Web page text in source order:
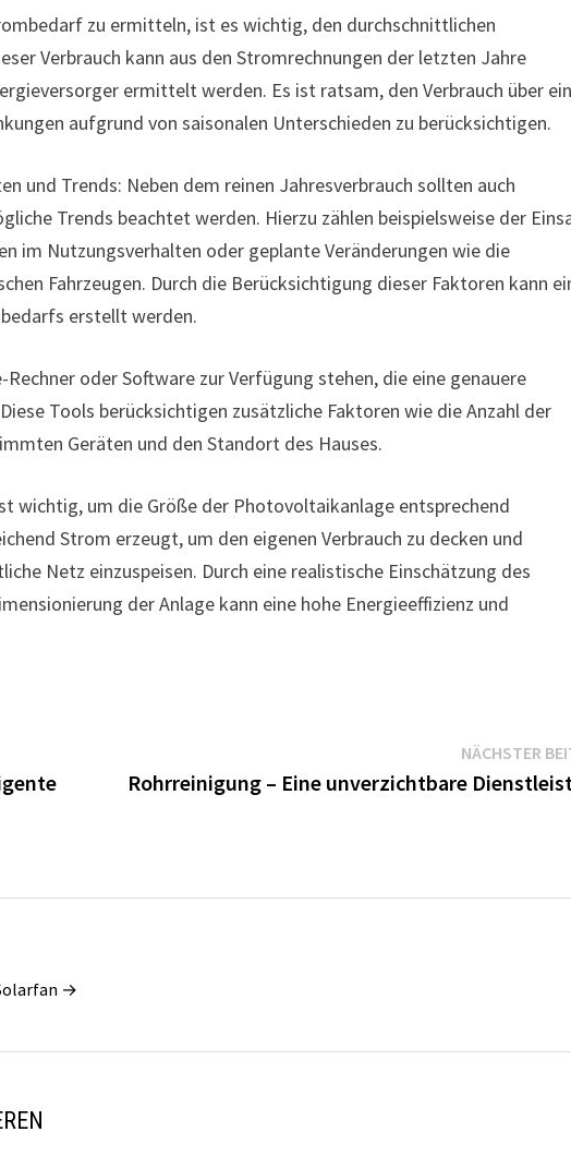
zu ermitteln, ist es wichtig, den durchschnittlichen
Verbrauch kann aus den Stromrechnungen der letzten Jahre
ermittelt werden. Es ist ratsam, den Verbrauch über
aufgrund von saisonalen Unterschieden zu berücksichtigen.
und Trends: Neben dem reinen Jahresverbrauch sollten auch
Trends beachtet werden. Hierzu zählen beispielsweise der
im Nutzungsverhalten oder geplante Veränderungen wie die
Fahrzeugen. Durch die Berücksichtigung dieser Faktoren kann
erstellt werden.
oder Software zur Verfügung stehen, die eine genauere
Tools berücksichtigen zusätzliche Faktoren wie die Anzahl der
Geräten und den Standort des Hauses.
wichtig, um die Größe der Photovoltaikanlage entsprechend
Strom erzeugt, um den eigenen Verbrauch zu decken und
Netz einzuspeisen. Durch eine realistische Einschätzung des
der Anlage kann eine hohe Energieeffizienz und
NÄCHSTER
Rohrreinigung – Eine unverzichtbare
→